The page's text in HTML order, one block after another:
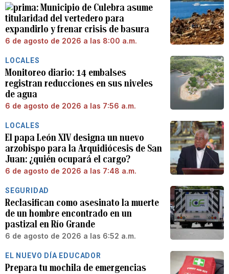
Municipio de Culebra asume
titularidad del vertedero para
expandirlo y frenar crisis de basura
6 de agosto de 2026 a las 8:00 a.m.
LOCALES
Monitoreo diario: 14 embalses
registran reducciones en sus niveles
de agua
6 de agosto de 2026 a las 7:56 a.m.
LOCALES
El papa León XIV designa un nuevo
arzobispo para la Arquidiócesis de San
Juan: ¿quién ocupará el cargo?
6 de agosto de 2026 a las 7:48 a.m.
SEGURIDAD
Reclasifican como asesinato la muerte
de un hombre encontrado en un
pastizal en Río Grande
6 de agosto de 2026 a las 6:52 a.m.
EL NUEVO DÍA EDUCADOR
Prepara tu mochila de emergencias